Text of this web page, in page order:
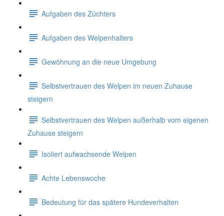
Aufgaben des Züchters
Aufgaben des Welpenhalters
Gewöhnung an die neue Umgebung
Selbstvertrauen des Welpen im neuen Zuhause
steigern
Selbstvertrauen des Welpen außerhalb vom eigenen
Zuhause steigern
Isoliert aufwachsende Welpen
Achte Lebenswoche
Bedeutung für das spätere Hundeverhalten